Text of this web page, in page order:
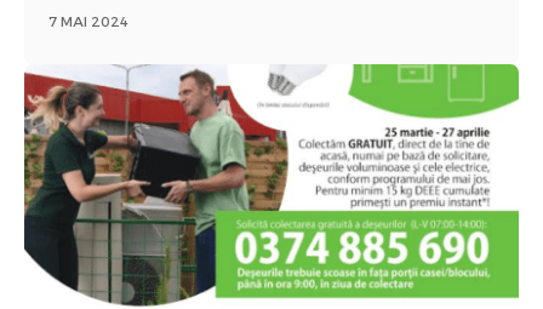
7 MAI 2024